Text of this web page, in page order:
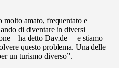
molto amato, frequentato e
di diventare in diversi
– ha detto Davide – e stiamo
questo problema. Una delle
un turismo diverso”.